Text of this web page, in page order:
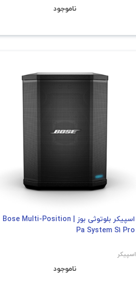
ناموجود
اسپیکر بلوتوثی بوز | Bose Multi-Position
Pa System S1 Pro
اسپیکر
ناموجود